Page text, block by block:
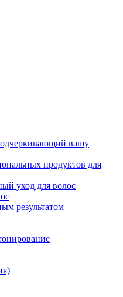
вашу
продуктов для
уход для волос
результатом